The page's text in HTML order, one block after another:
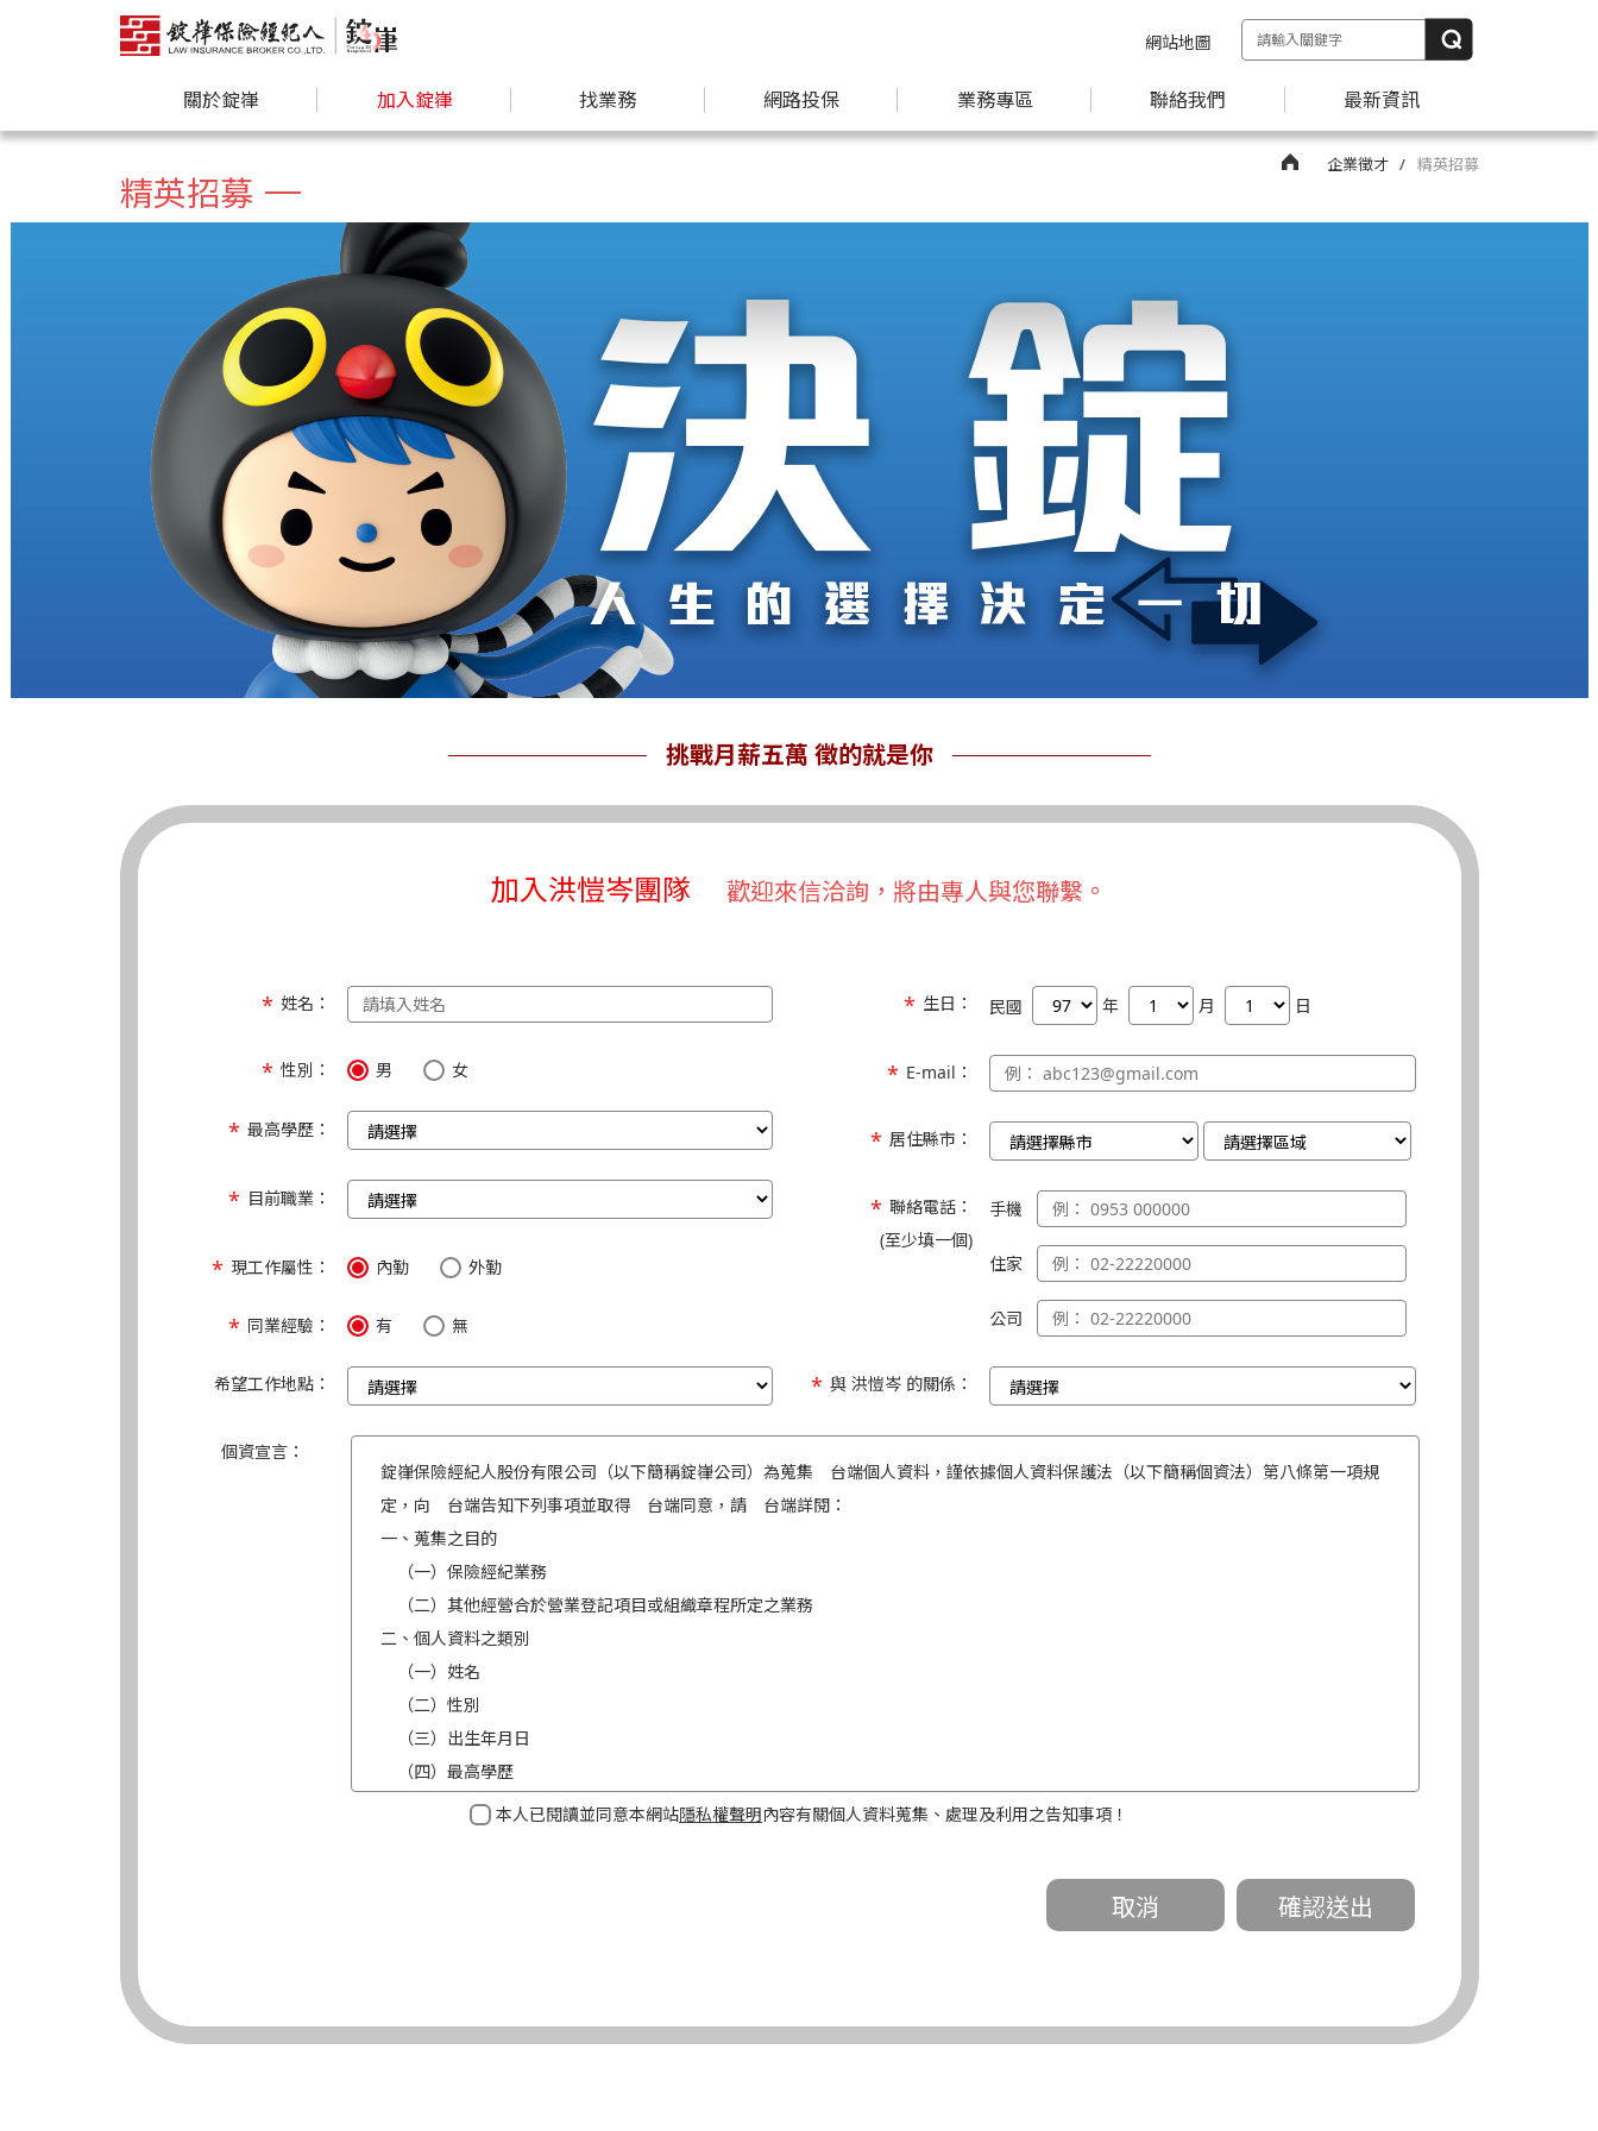
網站地圖
關於錠嵂 加入錠嵂 找業務 網路投保 業務專區 聯絡我們 最新資訊
企業徵才 精英招募
精英招募
挑戰月薪五萬 徵的就是你
加入洪愷岑團隊 歡迎來信洽詢，將由專人與您聯繫。
姓名：
性別： 男 女
最高學歷：
目前職業：
現工作屬性： 內勤 外勤
同業經驗： 有 無
希望工作地點：
生日： 民國 年 月 日
E-mail：
居住縣市：
聯絡電話：
(至少填一個)
手機
住家
公司
與 洪愷岑 的關係：
個資宣言：
錠嵂保險經紀人股份有限公司（以下簡稱錠嵂公司）為蒐集 台端個人資料，謹依據個人資料保護法（以下簡稱個資法）第八條第一項規
定，向 台端告知下列事項並取得 台端同意，請 台端詳閱：
一、蒐集之目的
（一）保險經紀業務
（二）其他經營合於營業登記項目或組織章程所定之業務
二、個人資料之類別
（一）姓名
（二）性別
（三）出生年月日
（四）最高學歷
（五）目前職業及工作屬性
本人已閱讀並同意本網站隱私權聲明內容有關個人資料蒐集、處理及利用之告知事項！